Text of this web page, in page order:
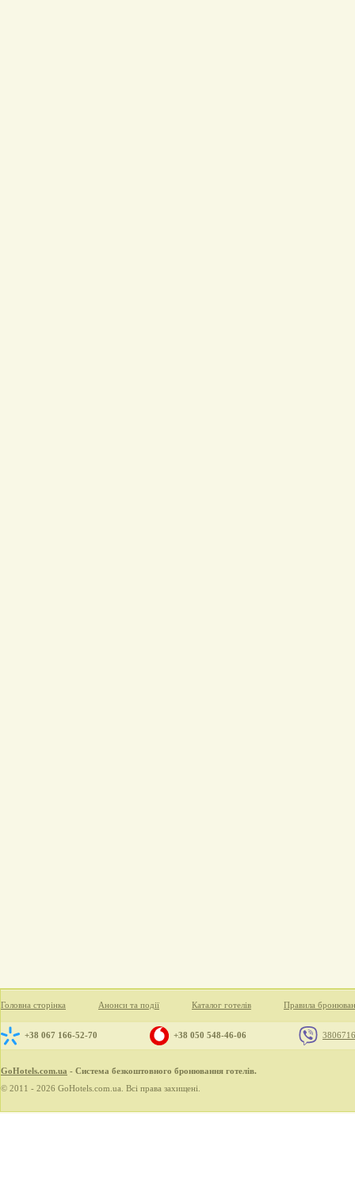
Головна сторінка Анонси та події Каталог готелів Правила
+38 067 166-52-70 +38 050 548-46-06
GoHotels.com.ua - Система безкоштовного бронювання готелів.
© 2011 - 2026 GoHotels.com.ua. Всі права захищені.